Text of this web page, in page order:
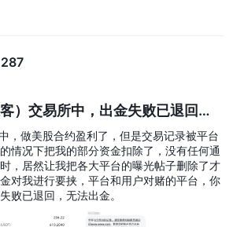
：在WEEX，你的钱不是你的钱，你的账号
意划扣资金、随意封号、用提现要挟用户删
一分钱。
）交易所中，出金失败已退回，
，做美股合约盈利了，但是交易记录被平台
情况下把我的部分资金扣除了，没有任何通
，居然让我把各大平台的曝光帖子删除了才
对我进行要挟，平台和用户对赌的平台，你
败已退回，无法出金。